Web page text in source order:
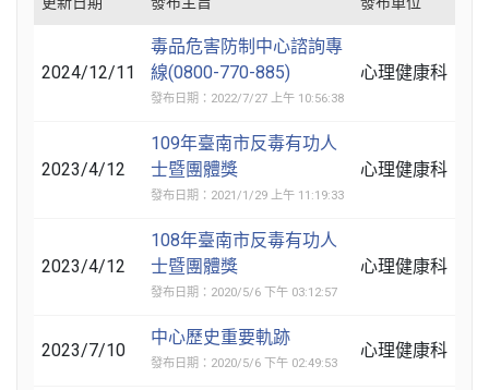
2024/12/11
毒品危害防制中心諮詢專
線(0800-770-885)
發布日期：2022/7/27 上午 10:56:38
心理健康科
2023/4/12
109年臺南市反毒有功人
士暨團體獎
發布日期：2021/1/29 上午 11:19:33
心理健康科
2023/4/12
108年臺南市反毒有功人
士暨團體獎
發布日期：2020/5/6 下午 03:12:57
心理健康科
2023/7/10
中心歷史重要軌跡
發布日期：2020/5/6 下午 02:49:53
心理健康科